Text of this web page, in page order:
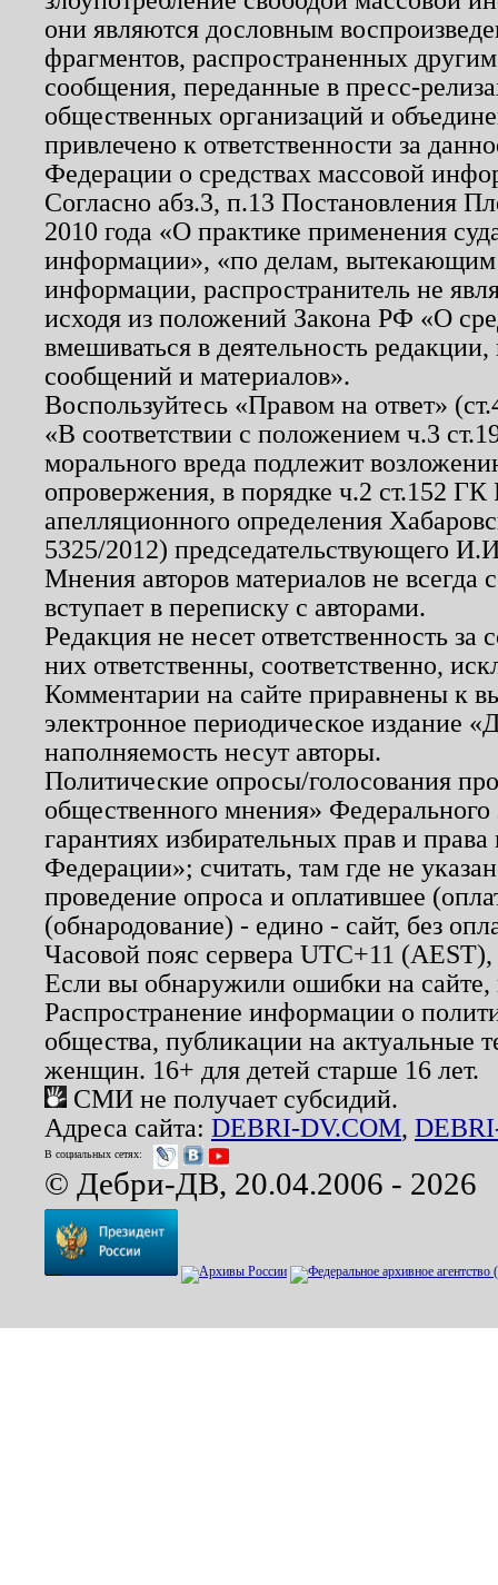
они являются дословным
фрагментов, распространенных
сообщения, переданные в пресс-
общественных организаций и
привлечено к ответственности за
Федерации о средствах массовой
Согласно абз.3, п.13 Постановления
2010 года «О практике применения
информации», «по делам, вытекающим
информации, распространитель не
исходя из положений Закона РФ «О
вмешиваться в деятельность
сообщений и материалов».
Воспользуйтесь «Правом на ответ»
«В соответствии с положением ч.3
морального вреда подлежит
опровержения, в порядке ч.2 ст.152
апелляционного определения
5325/2012) председательствующего
Мнения авторов материалов не
вступает в переписку с авторами.
Редакция не несет ответственность
них ответственны, соответственно,
Комментарии на сайте приравнены к
электронное периодическое издание
наполняемость несут авторы.
Политические опросы/голосования
общественного мнения»
гарантиях избирательных прав и
Федерации»; считать, там где не
проведение опроса и оплатившее
(обнародование) - едино - сайт, без
Часовой пояс сервера UTC+11
Если вы обнаружили ошибки на
Распространение информации о
общества, публикации на актуальные
женщин. 16+ для детей старше 16 лет.
СМИ не получает субсидий.
Адреса сайта: DEBRI-DV.COM,
В социальных сетях:
© Дебри-ДВ, 20.04.2006 - 2026